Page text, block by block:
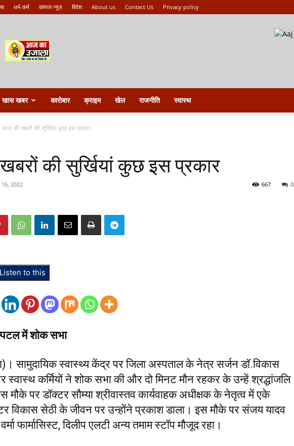
धर्म-कर्म वायरल न्यूज़ विदेश About us Contact Us Privacy policy
ka
ujala
खास खबर कारोबार क्राइम खेल राजनीति स्वास्थ
आज की खबरों की सुर्खियां कुछ इस प्रकार
की सुर्खियां कुछ इस प्रकार
16, 2022 0
667
Listen to this
में शोक सभा
सामुदायिक स्वास्थ्य केंद्र पर जिला अस्पताल के नेत्र सर्जन डॉ.विकास
स्वास्थ कर्मियों ने शोक सभा की और दो मिनट मौन रहकर के उन्हें श्रद्धांजलि
मौके पर डॉक्टर सौम्या श्रीवास्तव कार्यवाहक अधीक्षक के नेतृत्व में एके
विकास सेठी के जीवन पर उन्होंने प्रकाश डाला। इस मौके पर संजय यादव
फार्मासिस्ट, दिलीप एलटी अन्य तमाम स्टॉप मौजूद रहा।